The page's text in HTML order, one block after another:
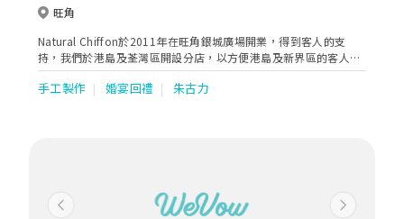
Bakery
旺角
Natural Chiffon於2011年在旺角銀城廣場開業，得到客人的支
持，我們於港島及荃灣區開設分店，以方便港島及新界區的客人訂
購及提取蛋糕。 在蛋糕創作的路上，除了賞心悅目外，少甜、無色
素、無香精一直是我們的堅持！ NC Cupcake的原味牛油蛋糕底及
人造香精、人造色素呢！
手工製作 婚宴回禮 朱古力
Previous Next